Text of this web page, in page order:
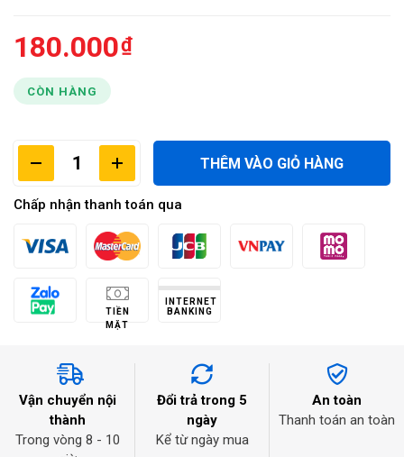
180.000
CÒN HÀNG
THÊM VÀO GIỎ HÀNG
Chấp nhận thanh toán qua
TIỀN
MẶT
INTERNET
BANKING
Vận chuyển nội
thành
Trong vòng 8 - 10
Đổi trả trong 5
ngày
Kể từ ngày mua
An toàn
Thanh toán an toàn